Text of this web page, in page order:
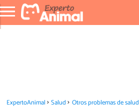
ExpertoAnimal Salud Otros problemas de salud